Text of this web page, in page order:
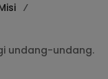
undang-undang.